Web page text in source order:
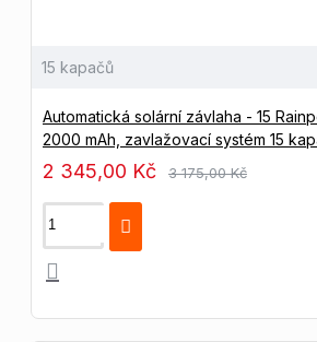
15 kapačů
Automatická solární závlaha - 15
2000 mAh, zavlažovací systém 15
2 345,00 Kč 3 175,00 Kč